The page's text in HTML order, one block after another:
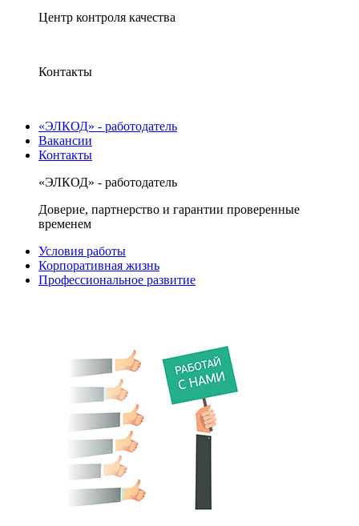
Центр контроля качества
Контакты
«ЭЛКОД» - работодатель
Вакансии
Контакты
«ЭЛКОД» - работодатель
Доверие, партнерство и гарантии проверенные
временем
Условия работы
Корпоративная жизнь
Профессиональное развитие